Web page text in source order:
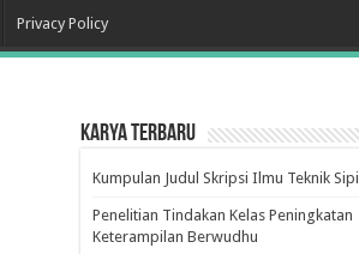
Privacy Policy
Karya Terbaru
Kumpulan Judul Skripsi Ilmu Teknik Sipil
Penelitian Tindakan Kelas Peningkatan
Keterampilan Berwudhu